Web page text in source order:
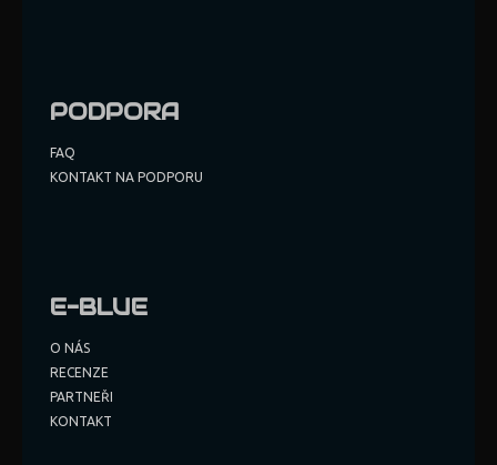
PODPORA
FAQ
KONTAKT NA PODPORU
E-BLUE
O NÁS
RECENZE
PARTNEŘI
KONTAKT